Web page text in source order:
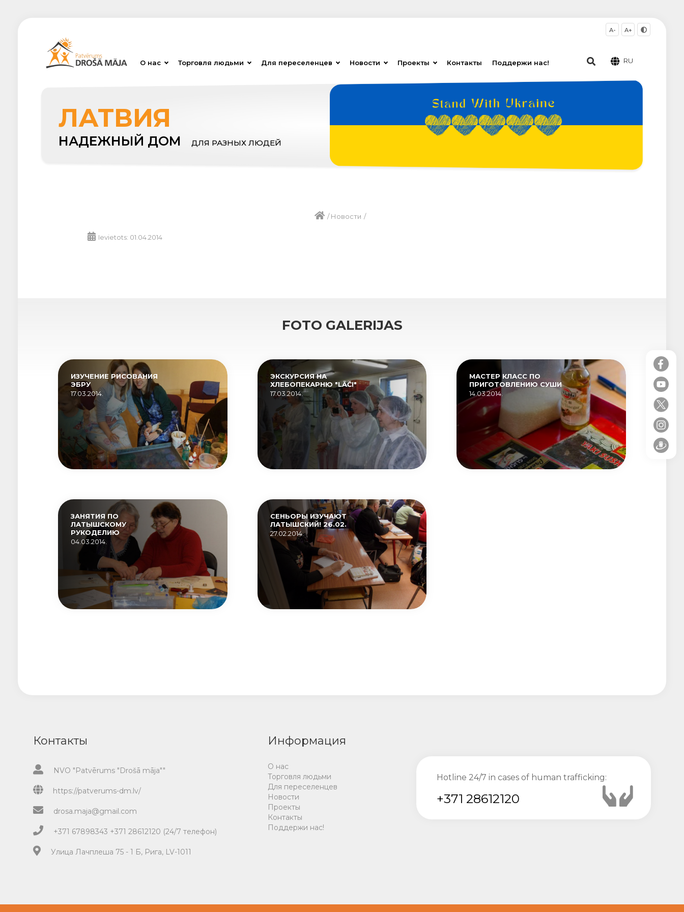
О нас Торговля людьми Для переселенцев Новости Проекты Контакты Поддержи нас!
A- A+
RU
ЛАТВИЯ
НАДЕЖНЫЙ ДОМ ДЛЯ РАЗНЫХ ЛЮДЕЙ
/Новости /
Ievietots: 01.04.2014
FOTO GALERIJAS
ИЗУЧЕНИЕ РИСОВАНИЯ
ЭБРУ
17.03.2014.
ЭКСКУРСИЯ НА
ХЛЕБОПЕКАРНЮ "LĀČI"
17.03.2014.
МАСТЕР КЛАСС ПО
ПРИГОТОВЛЕНИЮ СУШИ
14.03.2014.
ЗАНЯТИЯ ПО
ЛАТЫШСКОМУ
РУКОДЕЛИЮ
04.03.2014.
СЕНЬОРЫ ИЗУЧАЮТ
ЛАТЫШСКИЙ! 26.02.
27.02.2014.
Контакты
NVO "Patvērums "Drošā māja""
https://patverums-dm.lv/
drosa.maja@gmail.com
+371 67898343 +371 28612120 (24/7 телефон)
Улица Лачплеша 75 - 1 Б, Рига, LV-1011
Информация
О нас
Торговля людьми
Для переселенцев
Новости
Проекты
Контакты
Поддержи нас!
Hotline 24/7 in cases of human trafficking:
+371 28612120